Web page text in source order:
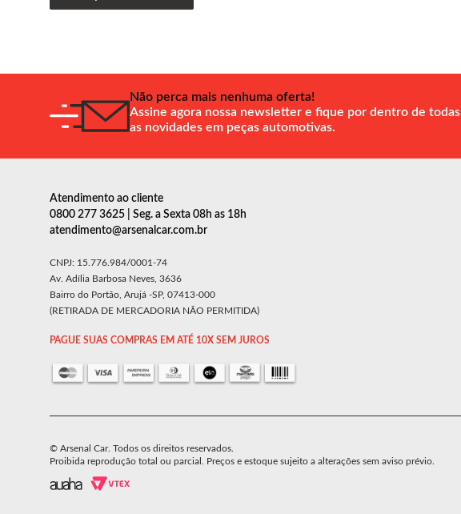
Não perca mais nenhuma oferta!
Assine agora nossa newsletter e fique por dentro de todas
as novidades em peças automotivas.
Atendimento ao cliente
0800 277 3625 | Seg. a Sexta 08h as 18h
atendimento@arsenalcar.com.br
CNPJ: 15.776.984/0001-74
Av. Adília Barbosa Neves, 3636
Bairro do Portão, Arujá -SP, 07413-000
(RETIRADA DE MERCADORIA NÃO PERMITIDA)
PAGUE SUAS COMPRAS EM ATÉ 10X SEM JUROS
© Arsenal Car. Todos os direitos reservados.
Proibida reprodução total ou parcial. Preços e estoque sujeito a alterações sem aviso prévio.